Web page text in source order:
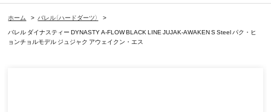
ホーム > バレル（ハードダーツ）
>
バレル ダイナスティー DYNASTY A-FLOW BLACK LINE JUJAK-AWAKEN S Steel パク・ヒ
ョンチョルモデル ジュジャク アウェイクン・エス